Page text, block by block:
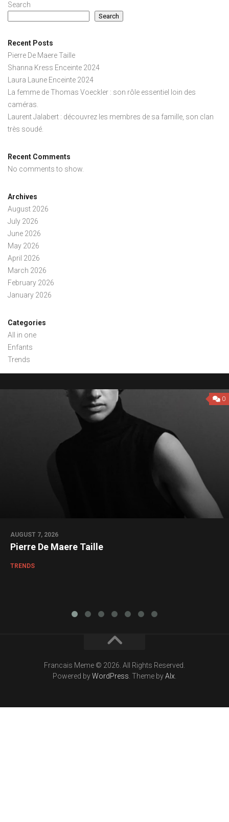
Search
Search
Recent Posts
Pierre De Maere Taille
Shanna Kress Enceinte 2024
Laura Laune Enceinte 2024
La femme de Thomas Voeckler : son rôle essentiel loin des
caméras.
Laurent Jalabert : découvrez les membres de sa famille, son clan
très soudé.
Recent Comments
No comments to show.
Archives
August 2026
July 2026
June 2026
May 2026
April 2026
March 2026
February 2026
January 2026
Categories
All in one
Enfants
Trends
0
AUGUST 7, 2026
Pierre De Maere Taille
TRENDS
Francais Meme © 2026. All Rights Reserved.
Powered byWordPress . Theme byAlx